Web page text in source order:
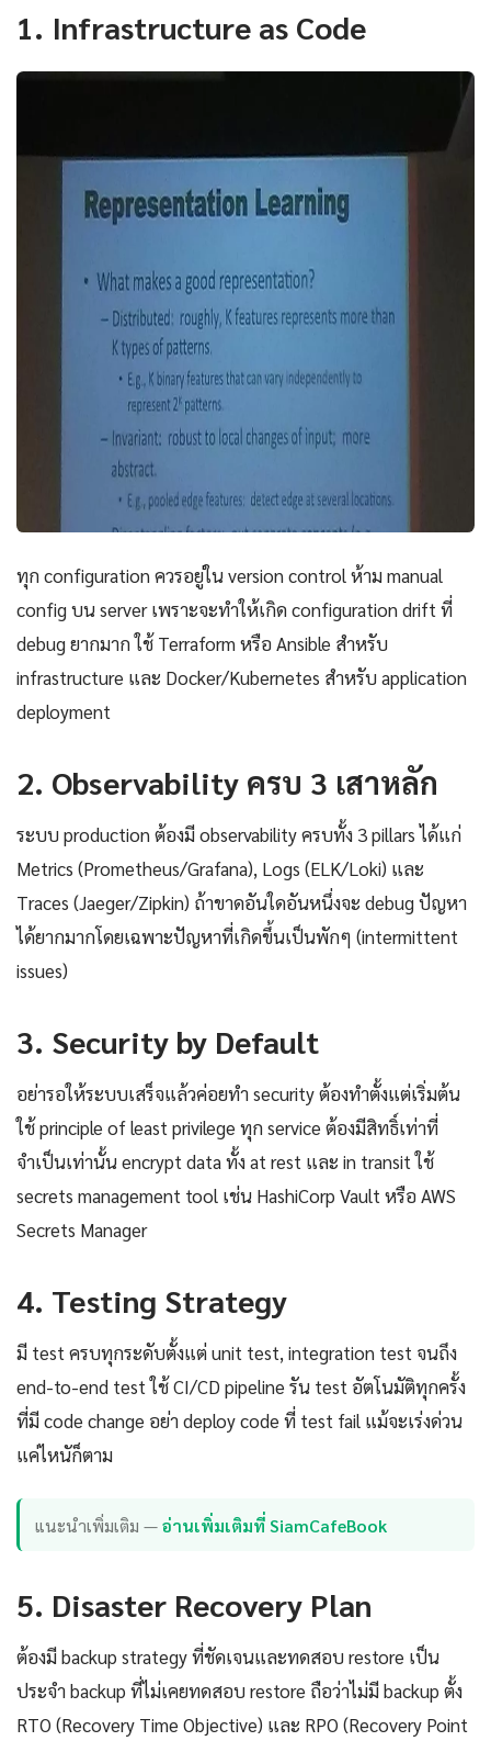
1. Infrastructure as Code
ทุก configuration ควรอยู่ใน version control ห้าม manual
config บน server เพราะจะทำให้เกิด configuration drift ที่
debug ยากมาก ใช้ Terraform หรือ Ansible สำหรับ
infrastructure และ Docker/Kubernetes สำหรับ application
deployment
2. Observability ครบ 3 เสาหลัก
ระบบ production ต้องมี observability ครบทั้ง 3 pillars ได้แก่
Metrics (Prometheus/Grafana), Logs (ELK/Loki) และ
Traces (Jaeger/Zipkin) ถ้าขาดอันใดอันหนึ่งจะ debug ปัญหา
ได้ยากมากโดยเฉพาะปัญหาที่เกิดขึ้นเป็นพักๆ (intermittent
issues)
3. Security by Default
อย่ารอให้ระบบเสร็จแล้วค่อยทำ security ต้องทำตั้งแต่เริ่มต้น
ใช้ principle of least privilege ทุก service ต้องมีสิทธิ์เท่าที่
จำเป็นเท่านั้น encrypt data ทั้ง at rest และ in transit ใช้
secrets management tool เช่น HashiCorp Vault หรือ AWS
Secrets Manager
4. Testing Strategy
มี test ครบทุกระดับตั้งแต่ unit test, integration test จนถึง
end-to-end test ใช้ CI/CD pipeline รัน test อัตโนมัติทุกครั้ง
ที่มี code change อย่า deploy code ที่ test fail แม้จะเร่งด่วน
แค่ไหนัก็ตาม
แนะนำเพิ่มเติม —อ่านเพิ่มเติมที่ SiamCafeBook
5. Disaster Recovery Plan
ต้องมี backup strategy ที่ชัดเจนและทดสอบ restore เป็น
ประจำ backup ที่ไม่เคยทดสอบ restore ถือว่าไม่มี backup ตั้ง
RTO (Recovery Time Objective) และ RPO (Recovery Point